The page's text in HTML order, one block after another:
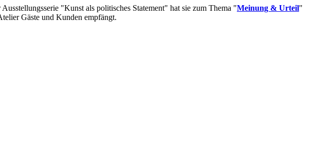
"Kunst als politisches Statement" hat sie zum Thema "Meinung & Urteil"
Gäste und Kunden empfängt.